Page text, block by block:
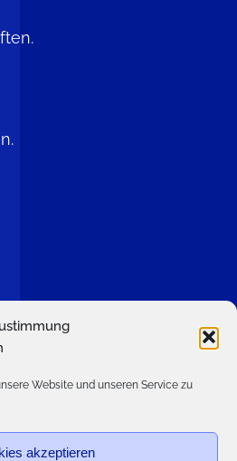
Website und unseren Service zu
akzeptieren